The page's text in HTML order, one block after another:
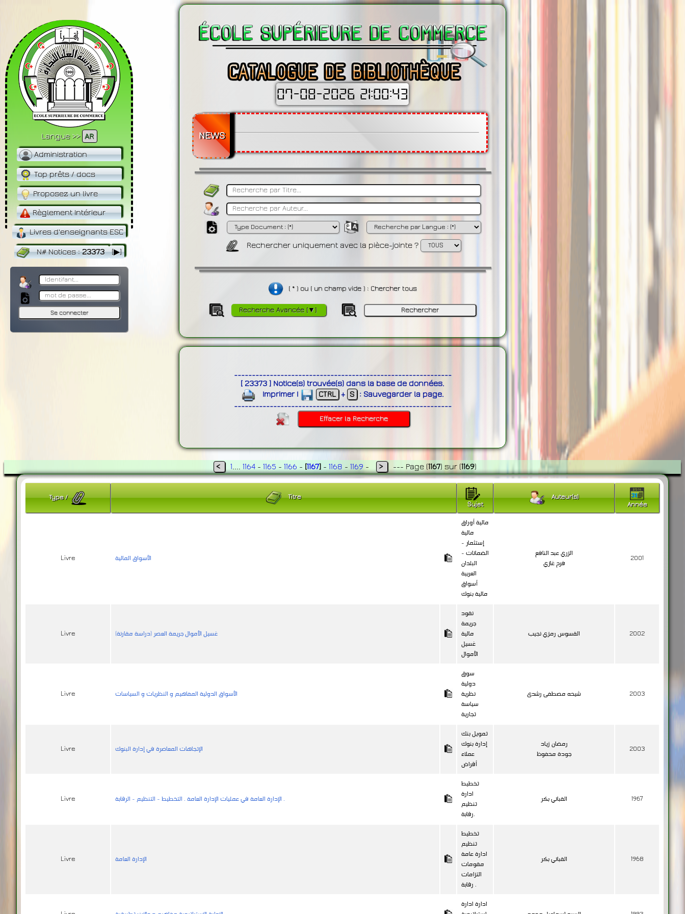
Langue >> AR
Administration
Top prêts / docs
Proposez un livre
Règlement Intérieur
Livres d'enseignants ESC
N# Notices:23373 [▶]
07-08-2026 21:00:44
NEWS
Rechercher uniquement avec la pièce-jointe ?
( * ) ou ( un champ vide ) : Chercher tous
Recherche Avancée [▼]
-------------------------------------------------------------
[ 23373 ] Notice(s) trouvée(s) dans la base de données.
Imprimer| CTRL + S : Sauvegarder la page.
-------------------------------------------------------------
< 1 1164 - 1165 - 1166 - [1167] - 1168 - 1169 - > --- Page (1167) sur (1169)
Type/
Titre
Sujet
Auteur(s)
Année
Livre الأسواق المالية
مالية أوراق
مالية
إستثمار -
الضمانات -
البلدان
العربية
أسواق
مالية بنوك
الزري عبد النافع
فرح غازي
2001
Livre غسيل الأموال جريمة العصر (دراسة مقارنة)
نقود
جريمة
مالية
غسيل
الأموال
القسوس رمزي نجيب 2002
Livre الأسواق الدولية المفاهيم و النظريات و السياسات
سوق
دولية
نظرية
سياسة
تجارية
شيحه مصطفى رشدى 2003
Livre الإتجاهات المعاصرة في إدارة البنوك
تمويل بنك
إدارة بنوك
عملاء
أقراض
رمضان زياد
جودة محفوظ
2003
Livre الإدارة العامة في عمليات الإدارة العامة . التخطيط - التنظيم - الرقابة .
تخطيط
ادارة
تنظيم
رقابة.
القباني بكر 1967
Livre الإدارة العامة
تخطيط
تنظيم
ادارة عامة
مقومات
التزامات
رقابة .
القباني بكر 1968
ادارة ادارة